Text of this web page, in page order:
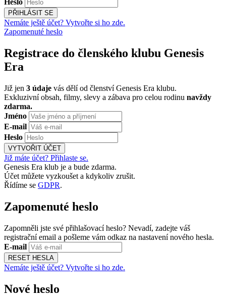
Heslo
PŘIHLÁSIT SE
Nemáte ještě účet? Vytvořte si ho zde.
Zapomenuté heslo
Registrace do členského klubu Genesis
Era
Již jen 3 údaje vás dělí od členství Genesis Era klubu.
Exkluzivní obsah, filmy, slevy a zábava pro celou rodinu navždy
zdarma.
Jméno
E-mail
Heslo
VYTVOŘIT ÚČET
Již máte účet? Přihlaste se.
Genesis Era klub je a bude zdarma.
Účet můžete vyzkoušet a kdykoliv zrušit.
Řídíme se GDPR.
Zapomenuté heslo
Zapomněli jste své přihlašovací heslo? Nevadí, zadejte váš
registrační email a pošleme vám odkaz na nastavení nového hesla.
E-mail
RESET HESLA
Nemáte ještě účet? Vytvořte si ho zde.
Nové heslo